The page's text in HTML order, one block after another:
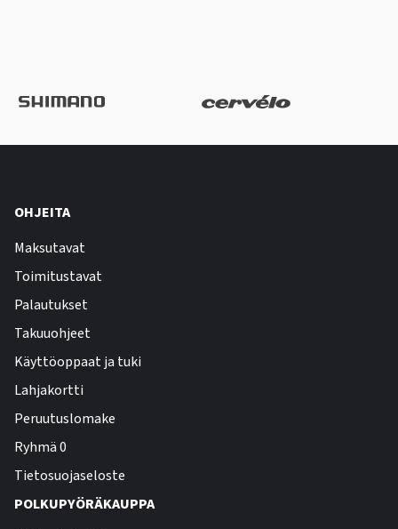
OHJEITA
Maksutavat
Toimitustavat
Palautukset
Takuuohjeet
Käyttöoppaat ja tuki
Lahjakortti
Peruutuslomake
Ryhmä 0
Tietosuojaseloste
POLKUPYÖRÄKAUPPA